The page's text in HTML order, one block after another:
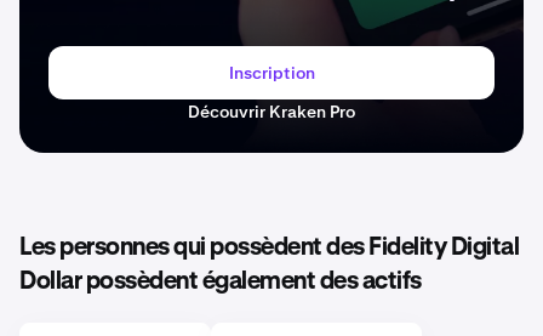
Inscription
Découvrir Kraken Pro
Les personnes qui possèdent des Fidelity Digital
Dollar possèdent également des actifs